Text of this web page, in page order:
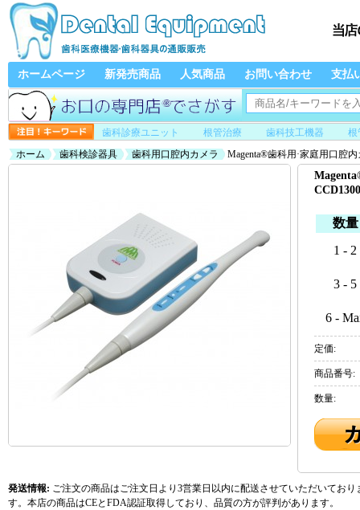
ホームページ 新発売商品 人気商品 お問い合わせ 支払
歯科診療ユニット 根管治療 歯科技工機器
根
ホーム
歯科検診器具 歯科用口腔内カメラ Magenta®歯科用·家庭用口腔
数量
1 - 2
3 - 5
6 -
定価:
商品番号:
数量:
発送情報: ご注文の商品はご注文日より3営業日以内に配送させていただいてお
す。本店の商品はCEとFDA認証取得しており、品質の方が評判があります。